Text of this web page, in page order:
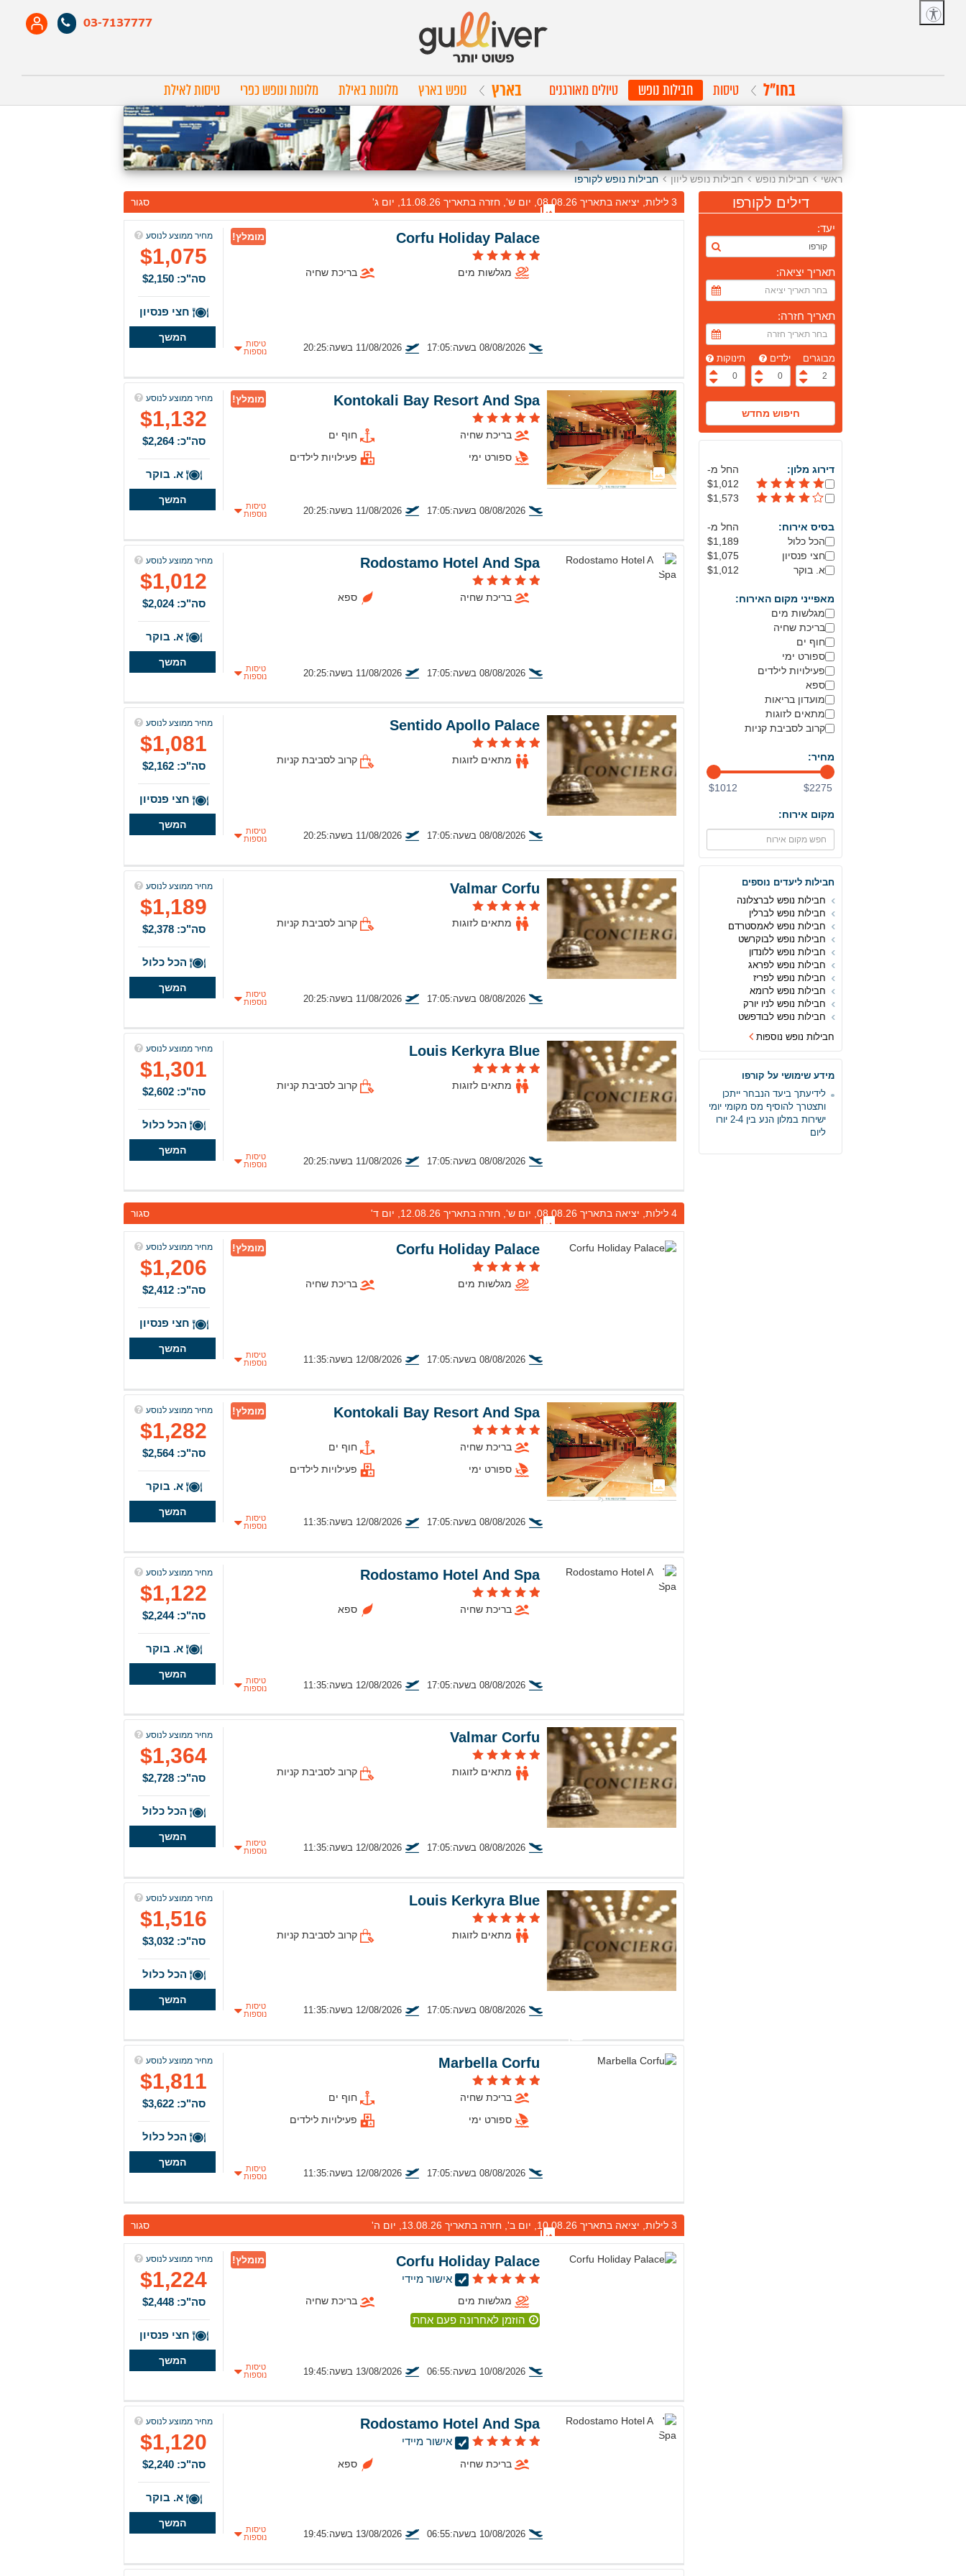
03-7137777
בחו"ל טיסות חבילות נופש טיולים מאורגנים בארץ נופש בארץ מלונות באילת מלונות ונופש כפרי טיסות לאילת
ראשי חבילות נופש חבילות נופש ליוון חבילות נופש לקורפו
דילים לקורפו
יעד:
תאריך יציאה:
תאריך חזרה:
מבוגרים ילדים תינוקות
דירוג מלון:
החל מ-
$1,012
$1,573
בסיס אירוח:
החל מ-
הכל כלול
$1,189
חצי פנסיון
$1,075
א. בוקר
$1,012
מאפייני מקום האירוח:
מגלשות מים
בריכת שחיה
חוף ים
ספורט ימי
פעילויות לילדים
ספא
מועדון בריאות
מתאים לזוגות
קרוב לסביבת קניות
מחיר:
$1012 $2275
מקום אירוח:
חבילות ליעדים נוספים
חבילות נופש לברצלונה
חבילות נופש לברלין
חבילות נופש לאמסטרדם
חבילות נופש לבוקרשט
חבילות נופש ללונדון
חבילות נופש לפראג
חבילות נופש לפריז
חבילות נופש לרומא
חבילות נופש לניו יורק
חבילות נופש לבודפשט
חבילות נופש נוספות
מידע שימושי על קורפו
לידיעתך ביעד הנבחר ייתכן
ותצטרך להוסיף מס מקומי יומי
ישירות במלון הנע בין 2-4 יורו
ליום
3 לילות, יציאה בתאריך 08.08.26, יום ש', חזרה בתאריך 11.08.26, יום ג' סגור
מומלץ! Corfu Holiday Palace
מגלשות מים בריכת שחיה
08/08/2026 בשעה:17:05 11/08/2026 בשעה:20:25
טיסות
נוספות
מחיר ממוצע לנוסע
$1,075
סה"כ: $2,150
חצי פנסיון
המשך
מומלץ! Kontokali Bay Resort And Spa
בריכת שחיה
חוף ים
ספורט ימי
פעילויות לילדים
08/08/2026 בשעה:17:05 11/08/2026 בשעה:20:25
טיסות
נוספות
מחיר ממוצע לנוסע
$1,132
סה"כ: $2,264
א. בוקר
המשך
Rodostamo Hotel And Spa
בריכת שחיה ספא
08/08/2026 בשעה:17:05 11/08/2026 בשעה:20:25
טיסות
נוספות
מחיר ממוצע לנוסע
$1,012
סה"כ: $2,024
א. בוקר
המשך
Sentido Apollo Palace
מתאים לזוגות קרוב לסביבת קניות
08/08/2026 בשעה:17:05 11/08/2026 בשעה:20:25
טיסות
נוספות
מחיר ממוצע לנוסע
$1,081
סה"כ: $2,162
חצי פנסיון
המשך
Valmar Corfu
מתאים לזוגות קרוב לסביבת קניות
08/08/2026 בשעה:17:05 11/08/2026 בשעה:20:25
טיסות
נוספות
מחיר ממוצע לנוסע
$1,189
סה"כ: $2,378
הכל כלול
המשך
Louis Kerkyra Blue
מתאים לזוגות קרוב לסביבת קניות
08/08/2026 בשעה:17:05 11/08/2026 בשעה:20:25
טיסות
נוספות
מחיר ממוצע לנוסע
$1,301
סה"כ: $2,602
הכל כלול
המשך
4 לילות, יציאה בתאריך 08.08.26, יום ש', חזרה בתאריך 12.08.26, יום ד' סגור
מומלץ! Corfu Holiday Palace
מגלשות מים בריכת שחיה
08/08/2026 בשעה:17:05 12/08/2026 בשעה:11:35
טיסות
נוספות
מחיר ממוצע לנוסע
$1,206
סה"כ: $2,412
חצי פנסיון
המשך
מומלץ! Kontokali Bay Resort And Spa
בריכת שחיה
חוף ים
ספורט ימי
פעילויות לילדים
08/08/2026 בשעה:17:05 12/08/2026 בשעה:11:35
טיסות
נוספות
מחיר ממוצע לנוסע
$1,282
סה"כ: $2,564
א. בוקר
המשך
Rodostamo Hotel And Spa
בריכת שחיה ספא
08/08/2026 בשעה:17:05 12/08/2026 בשעה:11:35
טיסות
נוספות
מחיר ממוצע לנוסע
$1,122
סה"כ: $2,244
א. בוקר
המשך
Valmar Corfu
מתאים לזוגות קרוב לסביבת קניות
08/08/2026 בשעה:17:05 12/08/2026 בשעה:11:35
טיסות
נוספות
מחיר ממוצע לנוסע
$1,364
סה"כ: $2,728
הכל כלול
המשך
Louis Kerkyra Blue
מתאים לזוגות קרוב לסביבת קניות
08/08/2026 בשעה:17:05 12/08/2026 בשעה:11:35
טיסות
נוספות
מחיר ממוצע לנוסע
$1,516
סה"כ: $3,032
הכל כלול
המשך
Marbella Corfu
בריכת שחיה
חוף ים
ספורט ימי
פעילויות לילדים
08/08/2026 בשעה:17:05 12/08/2026 בשעה:11:35
טיסות
נוספות
מחיר ממוצע לנוסע
$1,811
סה"כ: $3,622
הכל כלול
המשך
3 לילות, יציאה בתאריך 10.08.26, יום ב', חזרה בתאריך 13.08.26, יום ה' סגור
מומלץ! Corfu Holiday Palace
אישור מיידי
מגלשות מים בריכת שחיה
הוזמן לאחרונה פעם אחת
10/08/2026 בשעה:06:55 13/08/2026 בשעה:19:45
טיסות
נוספות
מחיר ממוצע לנוסע
$1,224
סה"כ: $2,448
חצי פנסיון
המשך
Rodostamo Hotel And Spa
אישור מיידי
בריכת שחיה ספא
10/08/2026 בשעה:06:55 13/08/2026 בשעה:19:45
טיסות
נוספות
מחיר ממוצע לנוסע
$1,120
סה"כ: $2,240
א. בוקר
המשך